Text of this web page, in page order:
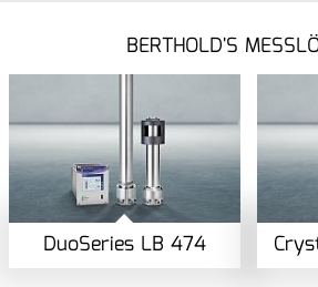
BERTHOLD'S
DuoSeries LB 474